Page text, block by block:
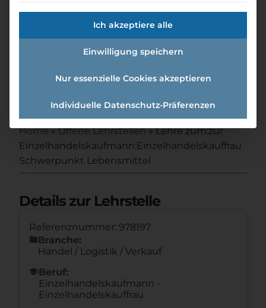
Lehre Zum:zur
Einzelhandelskaufmann:einzel
handelskauffrau
Schwerpunkt Lebensmittel
Home»Offene Lehrstellen»Lehre zum:zur
Einzelhandelskaufmann:Einzelhandelskauffrau
Schwerpunkt Lebensmittel
Details zur Lehrstelle
Referenznummer: 978197
folderBranche:
Handel / Logistik / Verkauf
schoolBeruf:
Einzelhandelskaufmann -
Einzelhandelskauffrau
Ich akzeptiere alle
Einwilligung speichern
Nur essenzielle Cookies akzeptieren
Individuelle Datenschutz-Präferenzen